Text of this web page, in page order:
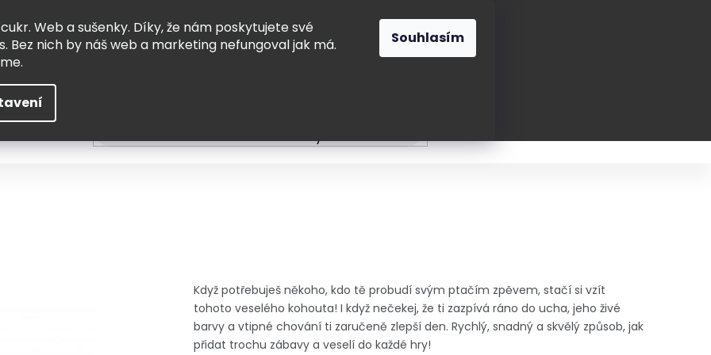
Web a sušenky. Díky, že nám poskytujete své
Bez nich by náš web a marketing nefungoval jak má.
Souhlasím
Když potřebuješ někoho, kdo tě probudí svým ptačím zpěvem, stačí si vzít
tohoto veselého kohouta! I když nečekej, že ti zazpívá ráno do ucha, jeho živé
barvy a vtipné chování ti zaručeně zlepší den. Rychlý, snadný a skvělý způsob, jak
přidat trochu zábavy a veselí do každé hry!